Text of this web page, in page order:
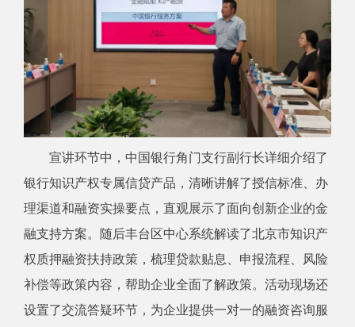
宣讲环节中，中国银行角门支行副行长详细介绍了
银行知识产权专属信贷产品，清晰讲解了授信标准、办
理渠道和融资实操要点，直观展示了面向创新企业的金
融支持方案。随后丰台区中心系统解读了北京市知识产
权质押融资扶持政策，梳理贷款贴息、申报流程、风险
补偿等政策内容，帮助企业全面了解政策。活动现场还
设置了交流答疑环节，为企业提供一对一的融资咨询服